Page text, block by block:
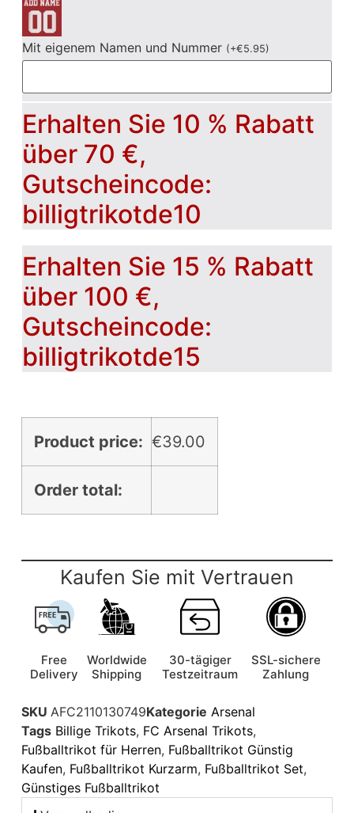
Mit eigenem Namen und Nummer (+€5.95)
Erhalten Sie 10 % Rabatt
über 70 €,
Gutscheincode:
billigtrikotde10
Erhalten Sie 15 % Rabatt
über 100 €,
Gutscheincode:
billigtrikotde15
Product price: €39.00
Order total:
Kaufen Sie mit Vertrauen
Free
Delivery
Worldwide
Shipping
30-tägiger
Testzeitraum
SSL-sichere
Zahlung
SKU AFC2110130749Kategorie Arsenal
Tags Billige Trikots, FC Arsenal Trikots,
Fußballtrikot für Herren, Fußballtrikot Günstig
Kaufen, Fußballtrikot Kurzarm, Fußballtrikot Set,
Günstiges Fußballtrikot